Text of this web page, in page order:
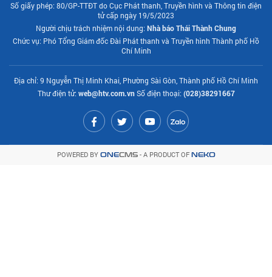
Số giấy phép: 80/GP-TTĐT do Cục Phát thanh, Truyền hình và Thông tin điện
tử cấp ngày 19/5/2023
Người chịu trách nhiệm nội dung: Nhà báo Thái Thành Chung
Chức vụ: Phó Tổng Giám đốc Đài Phát thanh và Truyền hình Thành phố Hồ
Chí Minh
Địa chỉ: 9 Nguyễn Thị Minh Khai, Phường Sài Gòn, Thành phố Hồ Chí Minh
Thư điện tử: web@htv.com.vnSố điện thoại: (028)38291667
POWERED BY ONECMS- A PRODUCT OF NEKO